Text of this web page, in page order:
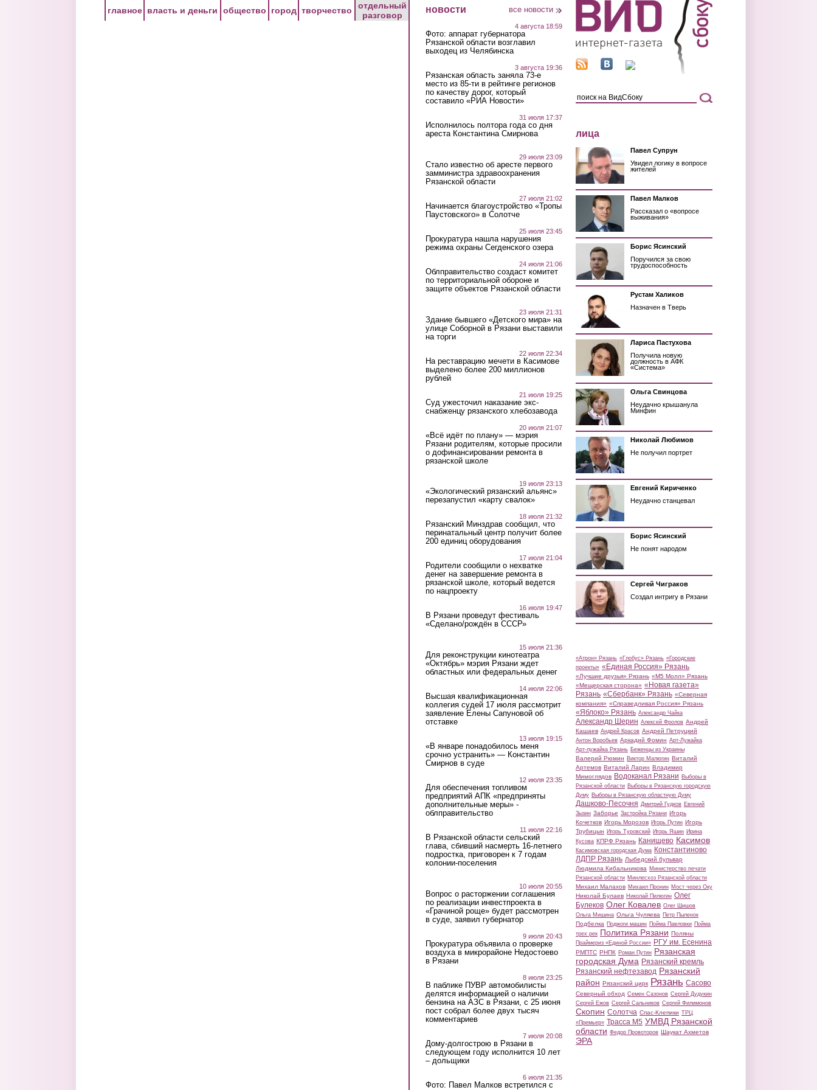
главное власть и деньги общество город творчество
отдельный
разговор
новости все новости
4 августа 18:59
Фото: аппарат губернатора
Рязанской области возглавил
выходец из Челябинска
3 августа 19:36
Рязанская область заняла 73-е
место из 85-ти в рейтинге регионов
по качеству дорог, который
составило «РИА Новости»
31 июля 17:37
Исполнилось полтора года со дня
ареста Константина Смирнова
29 июля 23:09
Стало известно об аресте первого
замминистра здравоохранения
Рязанской области
27 июля 21:02
Начинается благоустройство «Тропы
Паустовского» в Солотче
25 июля 23:45
Прокуратура нашла нарушения
режима охраны Сегденского озера
24 июля 21:06
Облправительство создаст комитет
по территориальной обороне и
защите объектов Рязанской области
23 июля 21:31
Здание бывшего «Детского мира» на
улице Соборной в Рязани выставили
на торги
22 июля 22:34
На реставрацию мечети в Касимове
выделено более 200 миллионов
рублей
21 июля 19:25
Суд ужесточил наказание экс-
снабженцу рязанского хлебозавода
20 июля 21:07
«Всё идёт по плану» — мэрия
Рязани родителям, которые просили
о дофинансировании ремонта в
рязанской школе
19 июля 23:13
«Экологический рязанский альянс»
перезапустил «карту свалок»
18 июля 21:32
Рязанский Минздрав сообщил, что
перинатальный центр получит более
200 единиц оборудования
17 июля 21:04
Родители сообщили о нехватке
денег на завершение ремонта в
рязанской школе, который ведется
по нацпроекту
16 июля 19:47
В Рязани проведут фестиваль
«Сделано/рождён в СССР»
15 июля 21:36
Для реконструкции кинотеатра
«Октябрь» мэрия Рязани ждет
областных или федеральных денег
14 июля 22:06
Высшая квалификационная
коллегия судей 17 июля рассмотрит
заявление Елены Сапуновой об
отставке
13 июля 19:15
«В январе понадобилось меня
срочно устранить» — Константин
Смирнов в суде
12 июля 23:35
Для обеспечения топливом
предприятий АПК «предприняты
дополнительные меры» -
облправительство
11 июля 22:16
В Рязанской области сельский
глава, сбивший насмерть 16-летнего
подростка, приговорен к 7 годам
колонии-поселения
10 июля 20:55
Вопрос о расторжении соглашения
по реализации инвестпроекта в
«Грачиной роще» будет рассмотрен
в суде, заявил губернатор
9 июля 20:43
Прокуратура объявила о проверке
воздуха в микрорайоне Недостоево
в Рязани
8 июля 23:25
В паблике ПУВР автомобилисты
делятся информацией о наличии
бензина на АЗС в Рязани, с 25 июня
пост собрал более двух тысяч
комментариев
7 июля 20:08
Дому-долгострою в Рязани в
следующем году исполнится 10 лет
– дольщики
6 июля 21:35
Фото: Павел Малков встретился с
лица
Павел Супрун
Увидел логику в вопросе
жителей
Павел Малков
Рассказал о «вопросе
выживания»
Борис Ясинский
Поручился за свою
трудоспособность
Рустам Халиков
Назначен в Тверь
Лариса Пастухова
Получила новую
должность в АФК
«Система»
Ольга Свинцова
Неудачно крышанула
Минфин
Николай Любимов
Не получил портрет
Евгений Кириченко
Неудачно станцевал
Борис Ясинский
Не понят народом
Сергей Чиграков
Создал интригу в Рязани
«Атрон» Рязань «Глобус» Рязань «Городские
проекты» «Единая Россия» Рязань
«Лучшие друзья» Рязань «М5 Молл» Рязань
«Мещерская сторона» «Новая газета»
Рязань «Сбербанк» Рязань «Северная
компания» «Справедливая Россия» Рязань
«Яблоко» Рязань Александр Чайка
Александр Шерин Алексей Фролов Андрей
Кашаев Андрей Красов Андрей Петруцкий
Антон Воробьев Аркадий Фомин Арт-Лужайка
Арт-лужайка Рязань Беженцы из Украины
Валерий Рюмин Виктор Малюгин Виталий
Артемов Виталий Ларин Владимир
Мимоглядов Водоканал Рязани Выборы в
Рязанской области Выборы в Рязанскую городскую
Думу Выборы в Рязанскую областную Думу
Дашково-Песочня Дмитрий Гудков Евгений
Зызин Заборье Застройка Рязани Игорь
Кочетков Игорь Морозов Игорь Путин Игорь
Трубицын Игорь Туровский Игорь Яшин Ирина
Кусова КПРФ Рязань Канищево Касимов
Касимовская городская Дума Константиново
ЛДПР Рязань Лыбедский бульвар
Людмила Кибальникова Министерство печати
Рязанской области Минлесхоз Рязанской области
Михаил Малахов Михаил Пронин Мост через Оку
Николай Булаев Николай Пилюгин Олег
Булеков Олег Ковалев Олег Шишов
Ольга Мишина Ольга Чуляева Петр Пыленок
Подбелка Поджоги машин Пойма Павловки Пойма
трех рек Политика Рязани Поляны
Праймериз «Единой России» РГУ им. Есенина
РМПТС РНПК Роман Путин Рязанская
городская Дума Рязанский кремль
Рязанский нефтезавод Рязанский
район Рязанский цирк Рязань Сасово
Северный обход Семен Сазонов Сергей Дудукин
Сергей Ежов Сергей Сальников Сергей Филимонов
Скопин Солотча Спас-Клепики ТРЦ
«Премьер» Трасса М5 УМВД Рязанской
области Федор Провоторов Шаукат Ахметов
ЭРА